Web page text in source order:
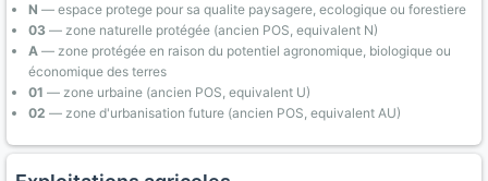
N — espace protege pour sa qualite paysagere, ecologique ou forestiere
03 — zone naturelle protégée (ancien POS, equivalent N)
A — zone protégée en raison du potentiel agronomique, biologique ou
économique des terres
01 — zone urbaine (ancien POS, equivalent U)
02 — zone d'urbanisation future (ancien POS, equivalent AU)